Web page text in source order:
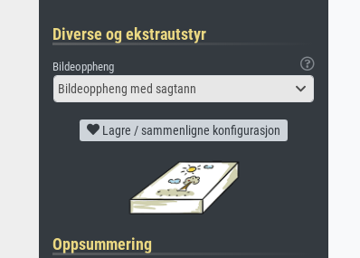
Diverse og ekstrautstyr
Bildeoppheng
Bildeoppheng med sagtann
Lagre / sammenligne konfigurasjon
Oppsummering